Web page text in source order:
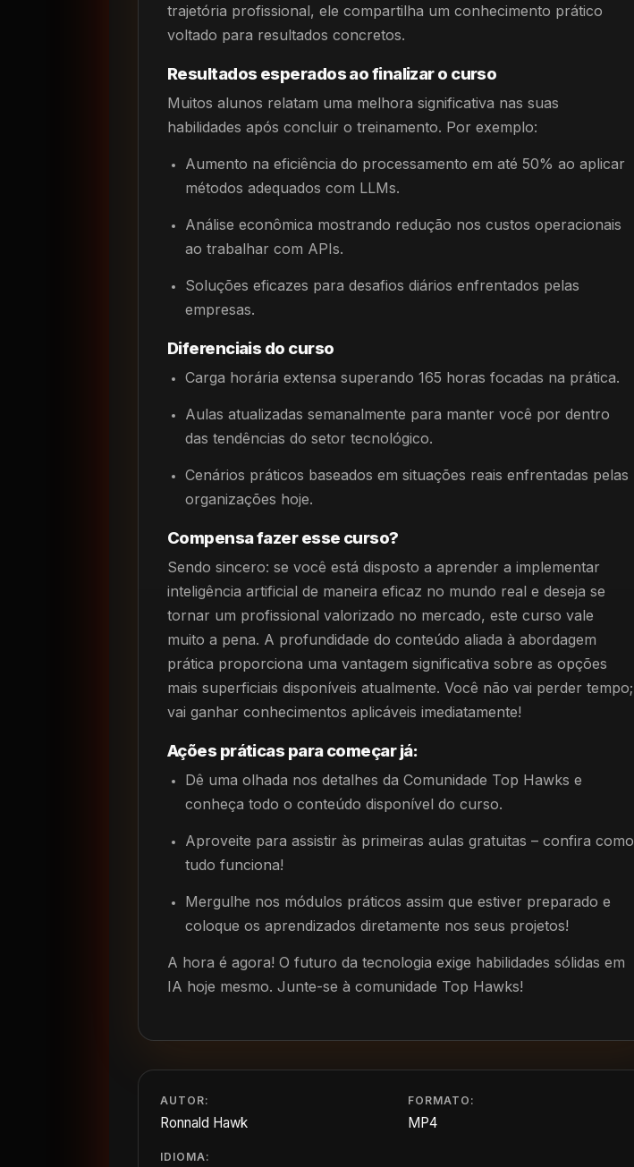
trajetória profissional, ele compartilha um conhecimento prático
voltado para resultados concretos.
Resultados esperados ao finalizar o curso
Muitos alunos relatam uma melhora significativa nas suas
habilidades após concluir o treinamento. Por exemplo:
Aumento na eficiência do processamento em até 50% ao aplicar
métodos adequados com LLMs.
Análise econômica mostrando redução nos custos operacionais
ao trabalhar com APIs.
Soluções eficazes para desafios diários enfrentados pelas
empresas.
Diferenciais do curso
Carga horária extensa superando 165 horas focadas na prática.
Aulas atualizadas semanalmente para manter você por dentro
das tendências do setor tecnológico.
Cenários práticos baseados em situações reais enfrentadas pelas
organizações hoje.
Compensa fazer esse curso?
Sendo sincero: se você está disposto a aprender a implementar
inteligência artificial de maneira eficaz no mundo real e deseja se
tornar um profissional valorizado no mercado, este curso vale
muito a pena. A profundidade do conteúdo aliada à abordagem
prática proporciona uma vantagem significativa sobre as opções
mais superficiais disponíveis atualmente. Você não vai perder tempo;
vai ganhar conhecimentos aplicáveis imediatamente!
Ações práticas para começar já:
Dê uma olhada nos detalhes da Comunidade Top Hawks e
conheça todo o conteúdo disponível do curso.
Aproveite para assistir às primeiras aulas gratuitas – confira como
tudo funciona!
Mergulhe nos módulos práticos assim que estiver preparado e
coloque os aprendizados diretamente nos seus projetos!
A hora é agora! O futuro da tecnologia exige habilidades sólidas em
IA hoje mesmo. Junte-se à comunidade Top Hawks!
AUTOR:
Ronnald Hawk
FORMATO:
MP4
IDIOMA: